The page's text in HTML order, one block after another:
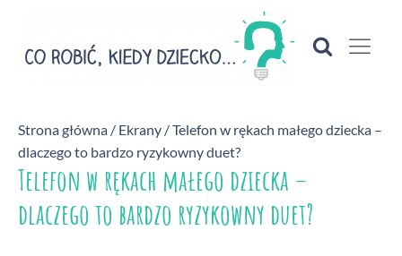
Strona główna / Ekrany / Telefon w rękach małego dziecka –
dlaczego to bardzo ryzykowny duet?
Telefon w rękach małego dziecka –
dlaczego to bardzo ryzykowny duet?